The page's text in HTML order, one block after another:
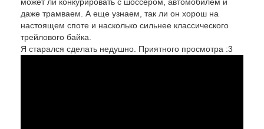
даже трамваем. А еще узнаем, так ли он хорош на
настоящем споте и насколько сильнее классического
трейлового байка.
Я старался сделать недушно. Приятного просмотра :3